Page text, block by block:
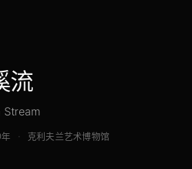
流
Stream
克利夫兰艺术博物馆